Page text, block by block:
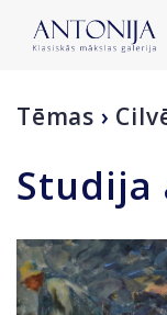
Tēmas ›